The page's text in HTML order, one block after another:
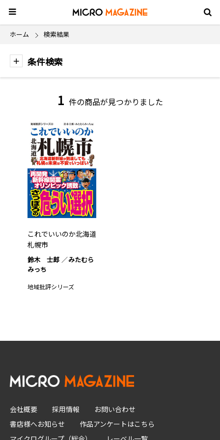
ホーム 検索結果
条件検索
1 件の商品が見つかりました
これでいいのか北海道
札幌市
鈴木 士郎
みたむら
みっち
地域批評シリーズ
会社概要 採用情報
お問い合わせ
書店様へお知らせ
作品アンケートはこちら